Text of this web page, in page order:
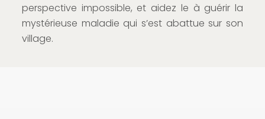
perspective impossible, et aidez le à guérir la
mystérieuse maladie qui s’est abattue sur son
village.